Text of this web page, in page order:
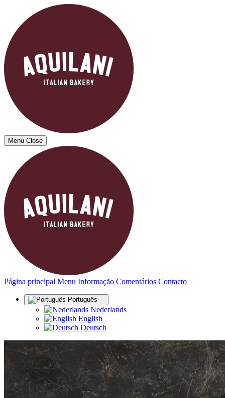
Menu Close
Página principal Menu Informação Comentários Contacto(actual)
Português
Nederlands
English
Deutsch